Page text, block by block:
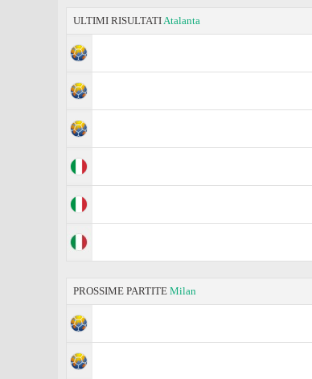
ULTIMI RISULTATIAtalanta
PROSSIME PARTITE Milan